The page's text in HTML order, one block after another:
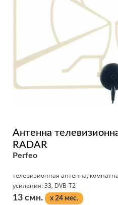
Антенна
RADAR
Perfeo
телевизионная антенна,
усиления: 33, DVB-T2
13 смн.
x 24 мес.